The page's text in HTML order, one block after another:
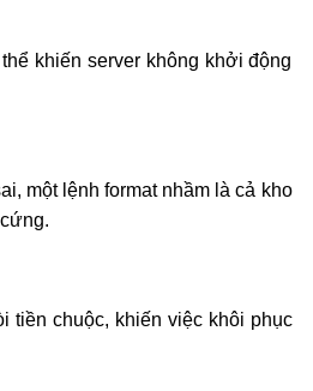
khiến server không khởi động
một lệnh format nhầm là cả kho
tiền chuộc, khiến việc khôi phục